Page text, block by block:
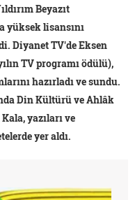
Beyazıt
yüksek lisansını
Diyanet TV'de Eksen
TV programı ödülü),
hazırladı ve sundu.
Din Kültürü ve Ahlâk
yazıları ve
yer aldı.